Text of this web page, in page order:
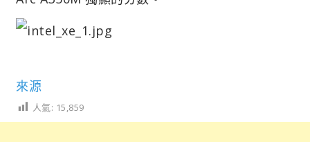
來源
人氣: 15,859